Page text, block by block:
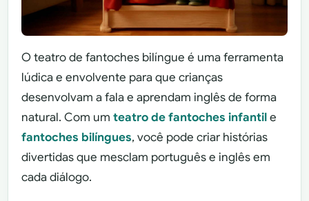
O teatro de fantoches bilíngue é uma ferramenta
lúdica e envolvente para que crianças
desenvolvam a fala e aprendam inglês de forma
natural. Com umteatro de fantoches infantile
fantoches bilíngues, você pode criar histórias
divertidas que mesclam português e inglês em
cada diálogo.